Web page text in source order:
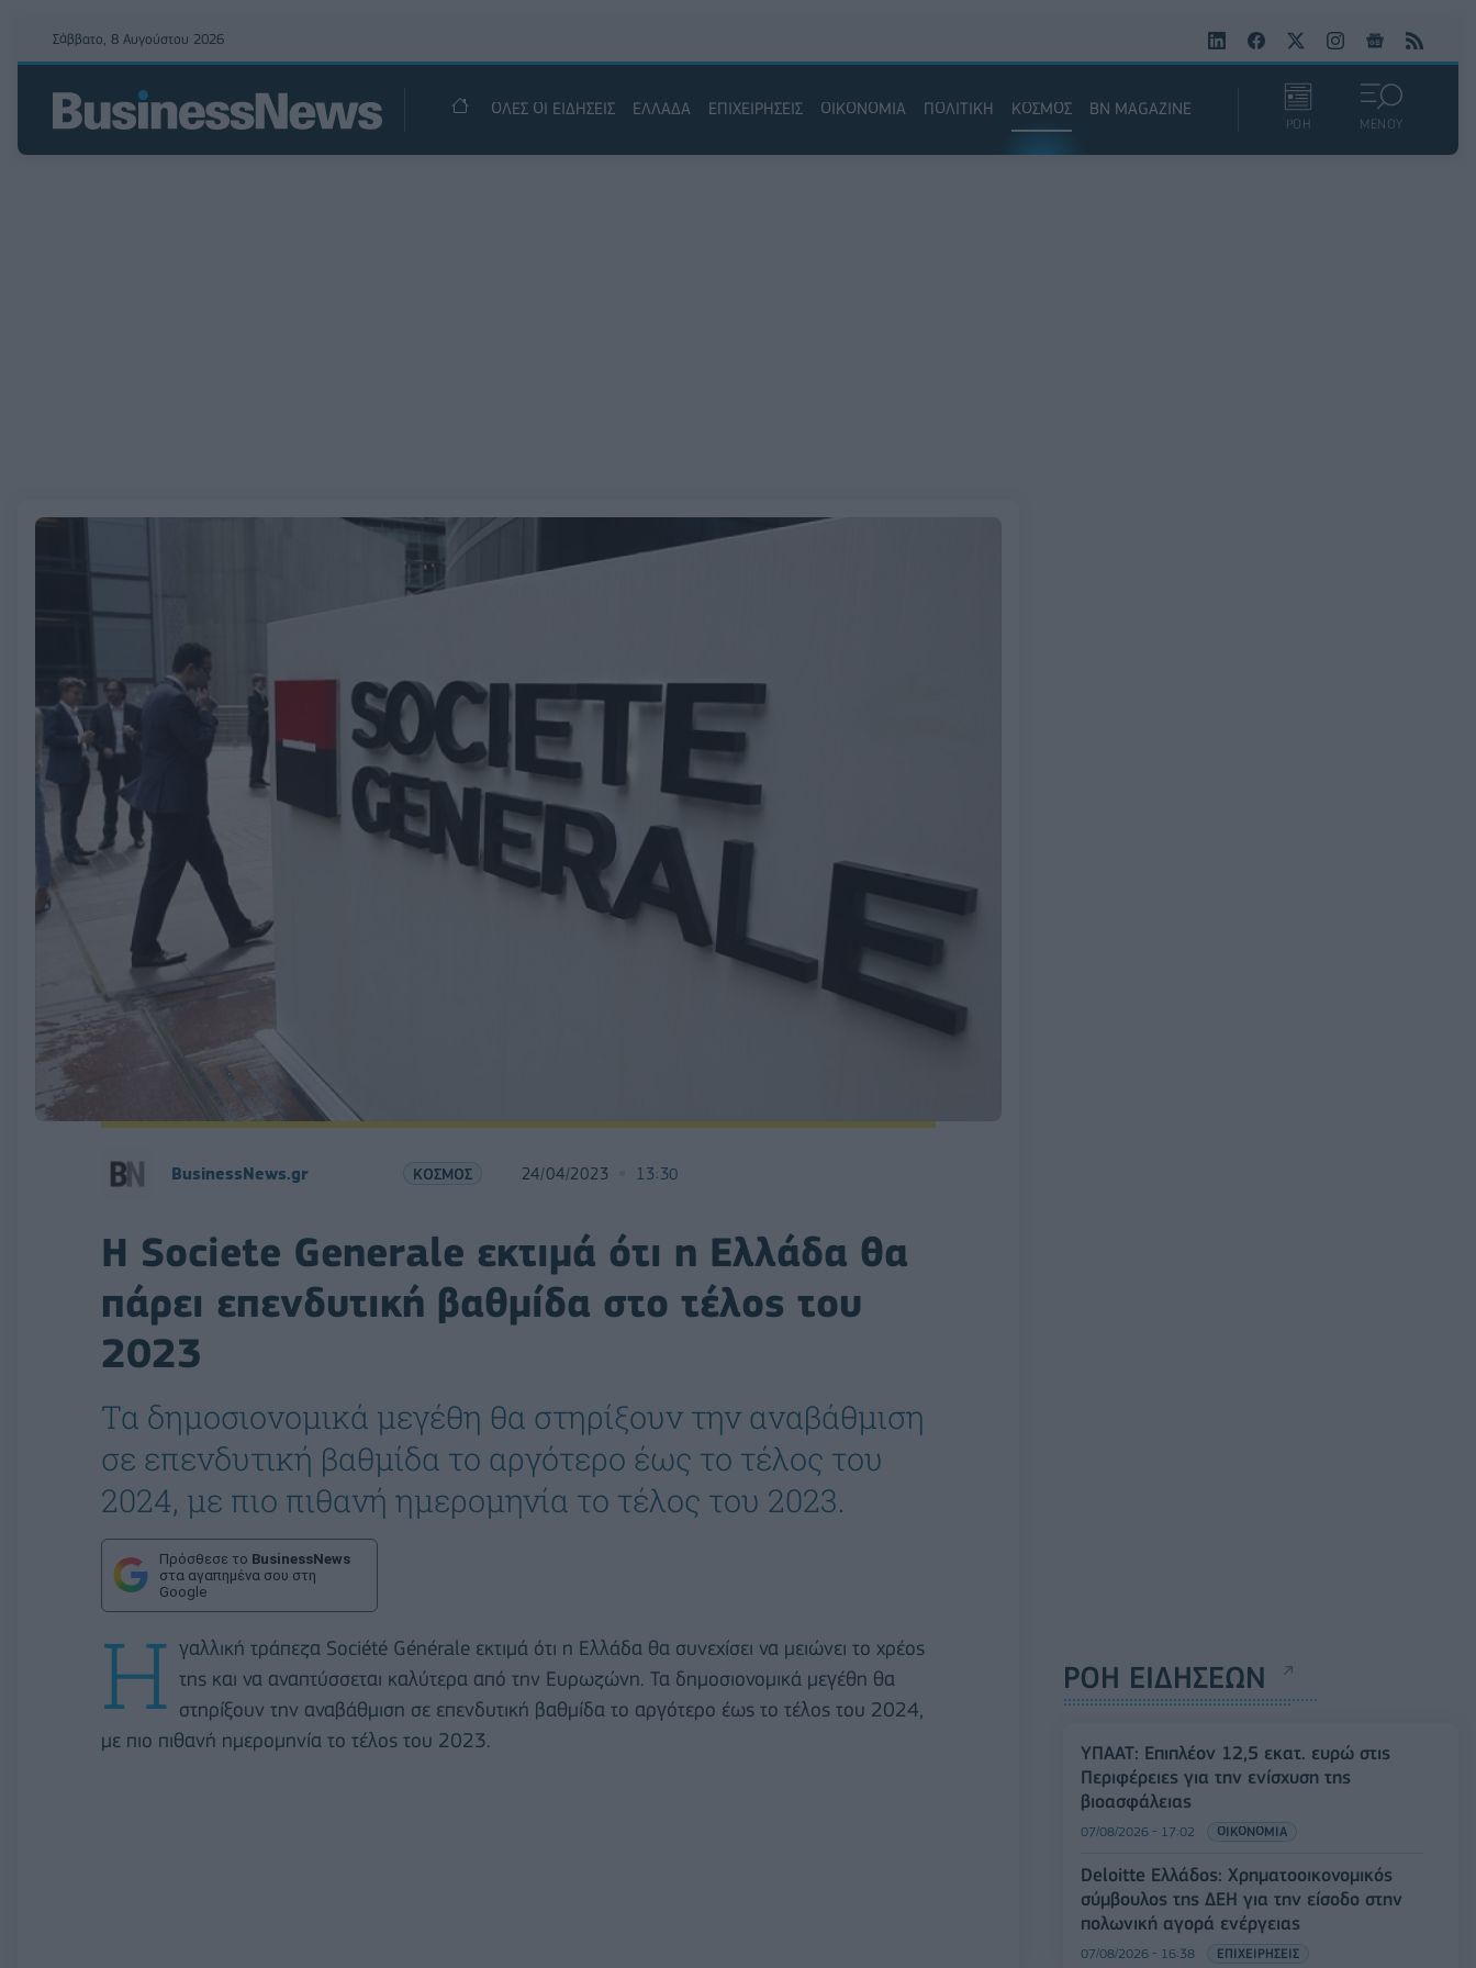
Σάββατο, 8 Αυγούστου 2026
ΟΛΕΣ ΟΙ ΕΙΔΗΣΕΙΣ ΕΛΛΑΔΑ ΕΠΙΧΕΙΡΗΣΕΙΣ ΟΙΚΟΝΟΜΙΑ ΠΟΛΙΤΙΚΗ ΚΟΣΜΟΣ BN MAGAZINE
ΡΟΗ ΜΕΝΟΥ
BusinessNews.gr ΚΟΣΜΟΣ 24/04/2023 13:30
Η Societe Generale εκτιμά ότι η Ελλάδα θα
πάρει επενδυτική βαθμίδα στο τέλος του
2023
Τα δημοσιονομικά μεγέθη θα στηρίξουν την αναβάθμιση
σε επενδυτική βαθμίδα το αργότερο έως το τέλος του
2024, με πιο πιθανή ημερομηνία το τέλος του 2023.
Πρόσθεσε το BusinessNews
στα αγαπημένα σου στη
Google
Η γαλλική τράπεζα Société Générale εκτιμά ότι η Ελλάδα θα συνεχίσει να μειώνει το χρέος
της και να αναπτύσσεται καλύτερα από την Ευρωζώνη. Τα δημοσιονομικά μεγέθη θα
στηρίξουν την αναβάθμιση σε επενδυτική βαθμίδα το αργότερο έως το τέλος του 2024,
με πιο πιθανή ημερομηνία το τέλος του 2023.
ΡΟΗ ΕΙΔΗΣΕΩΝ
ΥΠΑΑΤ: Επιπλέον 12,5 εκατ. ευρώ στις
Περιφέρειες για την ενίσχυση της
βιοασφάλειας
07/08/2026 - 17:02 ΟΙΚΟΝΟΜΙΑ
Deloitte Ελλάδος: Χρηματοοικονομικός
σύμβουλος της ΔΕΗ για την είσοδο στην
πολωνική αγορά ενέργειας
07/08/2026 - 16:38 ΕΠΙΧΕΙΡΗΣΕΙΣ